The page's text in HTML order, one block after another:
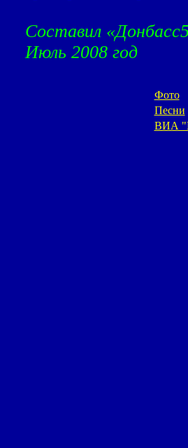
Составил
Июль 2008 год
Фото
Песни
ВИА